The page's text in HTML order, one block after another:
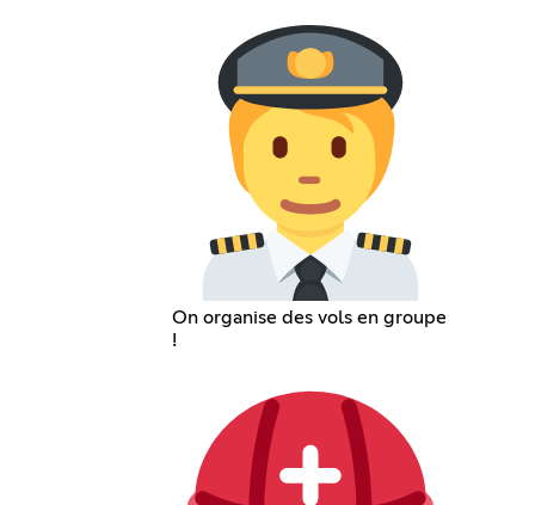
On organise des vols en groupe
!